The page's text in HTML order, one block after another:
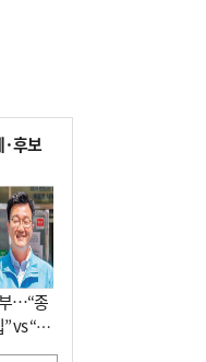
·후보
…“종
vs “출
입”